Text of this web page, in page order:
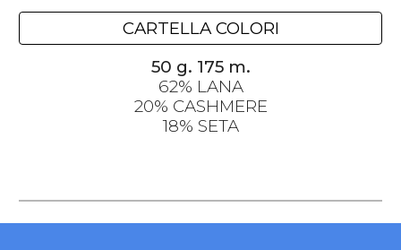
CARTELLA COLORI
50 g. 175 m.
62% LANA
20% CASHMERE
18% SETA